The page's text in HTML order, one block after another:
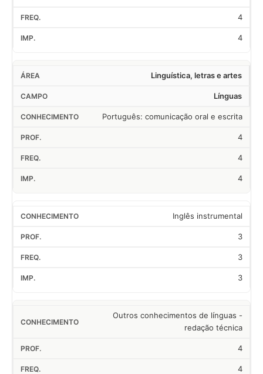
4
4
Linguística, letras e artes
Línguas
Português: comunicação oral e escrita
4
4
4
Inglês instrumental
3
3
3
Outros conhecimentos de línguas -
redação técnica
4
4